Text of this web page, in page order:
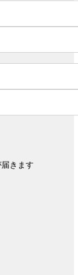
きます